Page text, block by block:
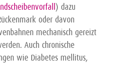
) dazu
oder davon
mechanisch gereizt
Auch chronische
wie Diabetes mellitus,